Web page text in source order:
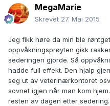
MegaMarie
Skrevet 27. Mai 2015
Jeg fikk høre da min ble
oppvåkningsprøyten gikk
sederingen gjorde. Så
hadde full effekt. Den hjalp
seg ut av veterinærkontoret
sovnet igjen når man kom
resten av dagen etter sedering.